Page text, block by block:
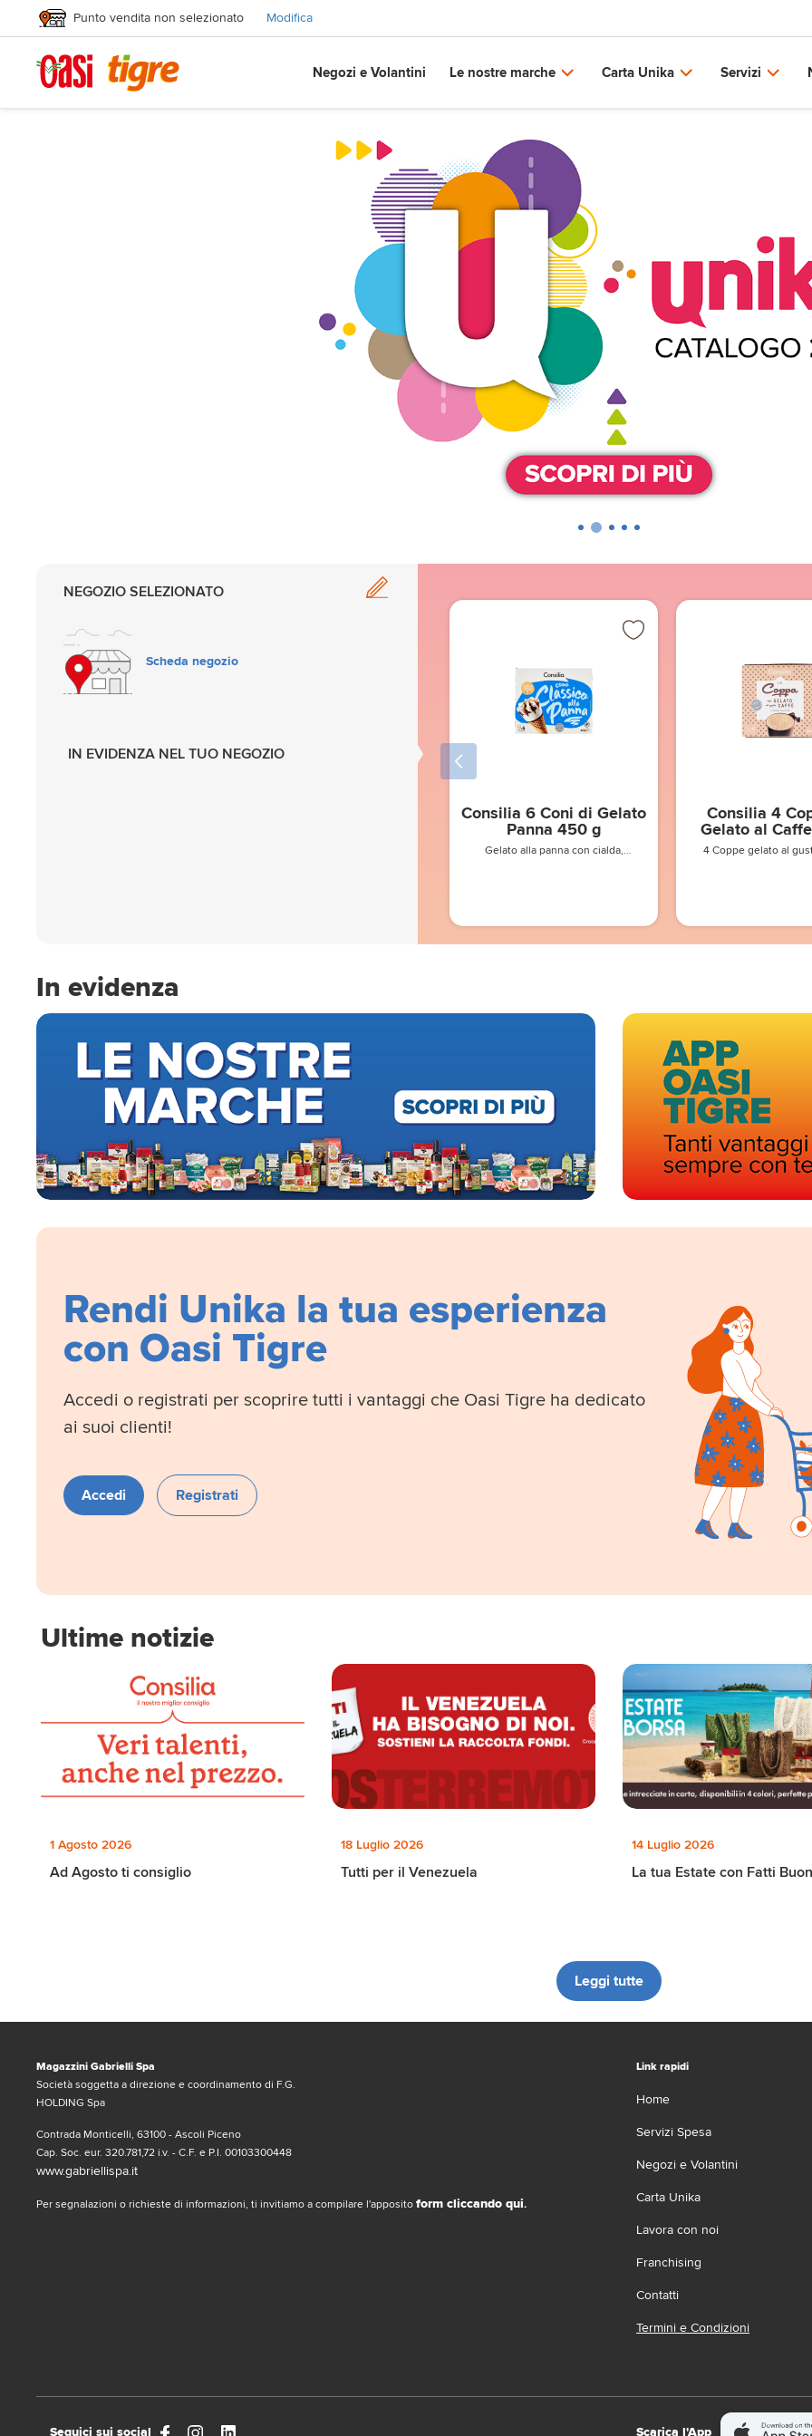
Punto vendita non selezionato Modifica
Negozi e Volantini Le nostre marche Carta Unika Servizi
NEGOZIO SELEZIONATO
Scheda negozio
IN EVIDENZA NEL TUO NEGOZIO
Consilia 6 Coni di Gelato
Panna 450 g
Gelato alla panna con cialda,
Consilia 4
Gelato al
4 Coppe gelato al
In evidenza
Rendi Unika la tua esperienza
con Oasi Tigre
Accedi o registrati per scoprire tutti i vantaggi che Oasi Tigre ha dedicato
ai suoi clienti!
Accedi Registrati
Ultime notizie
1 Agosto 2026
Ad Agosto ti consiglio
18 Luglio 2026
Tutti per il Venezuela
14 Luglio 2026
La tua Estate con Fatti
Leggi tutte
Magazzini Gabrielli Spa
Società soggetta a direzione e coordinamento di F.G.
HOLDING Spa
Contrada Monticelli, 63100 - Ascoli Piceno
Cap. Soc. eur. 320.781,72 i.v. - C.F. e P.I. 00103300448
www.gabriellispa.it
Per segnalazioni o richieste di informazioni, ti invitiamo a compilare l'apposito form cliccando qui.
Link rapidi
Home
Servizi Spesa
Negozi e Volantini
Carta Unika
Lavora con noi
Franchising
Contatti
Termini e Condizioni
Seguici sui social Scarica l'App